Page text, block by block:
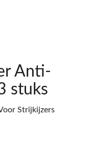
Anti-
stuks
Strijkijzers